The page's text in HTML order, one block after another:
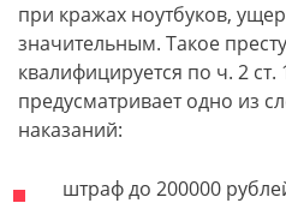
при кражах ноутбуков,
значительным. Такое
квалифицируется по ч. 2
предусматривает одно из
наказаний:
штраф до 200000